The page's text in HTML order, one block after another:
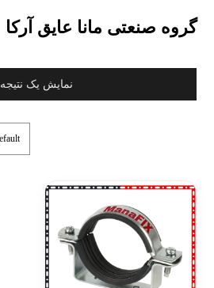
گروه صنعتی مانا عایق آرکا
نمایش یک نتیجه